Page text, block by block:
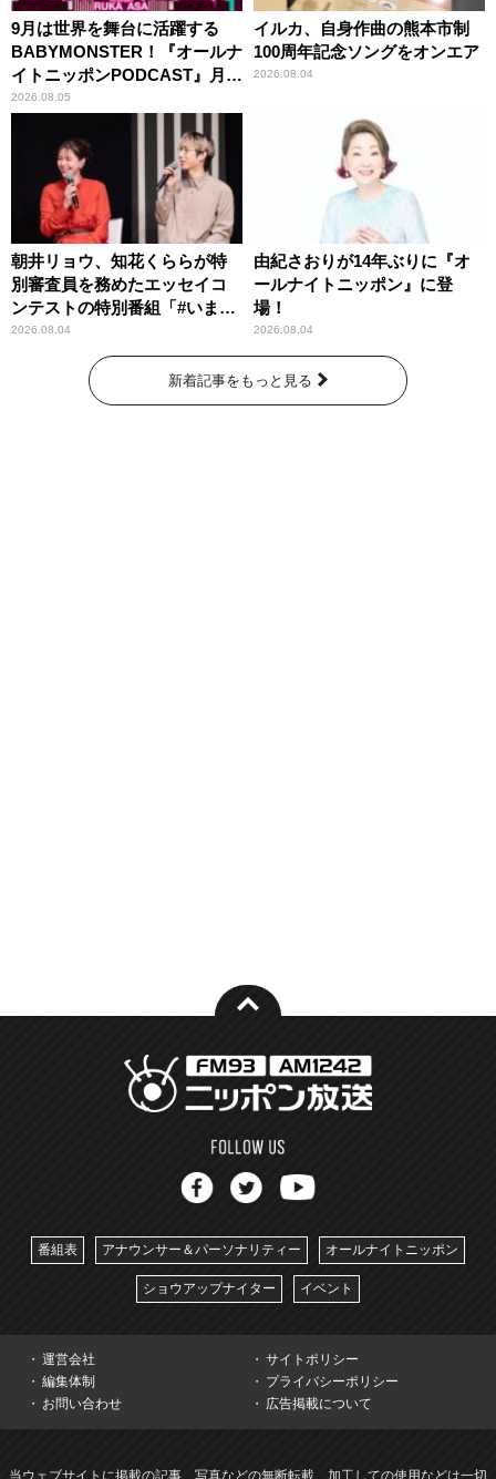
9月は世界を舞台に活躍する
BABYMONSTER！『オールナ
イトニッポンPODCAST』月替
わりパーソナリティ
2026.08.05
イルカ、自身作曲の熊本市制
100周年記念ソングをオンエア
2026.08.04
朝井リョウ、知花くららが特
別審査員を務めたエッセイコ
ンテストの特別番組「#いまあ
なたに伝えたいこと」
2026.08.04
由紀さおりが14年ぶりに『オ
ールナイトニッポン』に登
場！
2026.08.04
新着記事をもっと見る
番組表 アナウンサー＆パーソナリティー オールナイトニッポン
ショウアップナイター イベント
運営会社
サイトポリシー
編集体制
プライバシーポリシー
お問い合わせ
広告掲載について
当ウェブサイトに掲載の記事、写真などの無断転載、加工しての使用などは一切